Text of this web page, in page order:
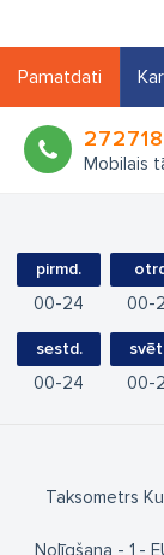
Pamatdati
Mobilais
pirmd.
00 24 00
sestd.
00 24 00
Taksometrs
Nolīgšana - 1,-